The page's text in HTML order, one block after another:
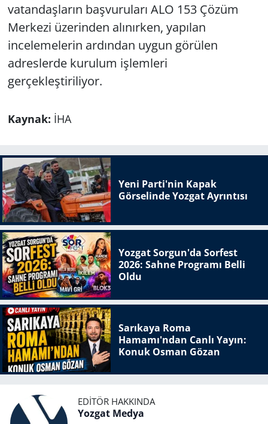
vatandaşların başvuruları ALO 153 Çözüm
Merkezi üzerinden alınırken, yapılan
incelemelerin ardından uygun görülen
adreslerde kurulum işlemleri
gerçekleştiriliyor.
Kaynak: İHA
Yeni Parti'nin Kapak
Görselinde Yozgat Ayrıntısı
Yozgat Sorgun'da Sorfest
2026: Sahne Programı Belli
Oldu
Sarıkaya Roma
Hamamı'ndan Canlı Yayın:
Konuk Osman Gözan
EDITÖR HAKKINDA
Yozgat Medya